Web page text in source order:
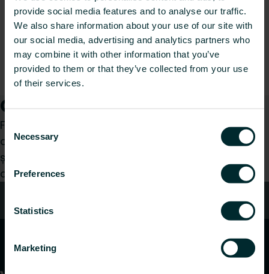
provide social media features and to analyse our traffic.
We also share information about your use of our site with
our social media, advertising and analytics partners who
may combine it with other information that you’ve
provided to them or that they’ve collected from your use
of their services.
Consent
Selection
Necessary
Preferences
Statistics
Marketing
Cum vă putem ajuta?
Fie că sunteți un instalator, arhitect, proiectant,
distribuitor sau utilizator final, alegeți o categorie
și vom fi bucuroși să ne ocupăm de cererea
dumneavoastră.